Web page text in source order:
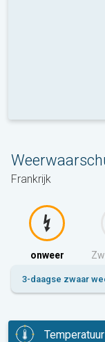
Frankrijk
onweer
3-daagse zwaar